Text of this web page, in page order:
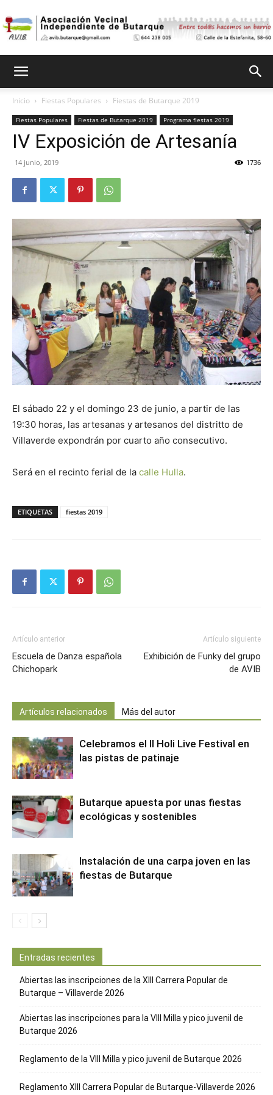
Vecinal
de
Butarque
Inicio Fiestas Populares Fiestas de Butarque 2019
Fiestas Populares Fiestas de Butarque 2019 Programa fiestas 2019
IV Exposición de Artesanía
14 junio, 2019 1736
El sábado 22 y el domingo 23 de junio, a partir de las
19:30 horas, las artesanas y artesanos del distritto de
Villaverde expondrán por cuarto año consecutivo.
Será en el recinto ferial de la calle Hulla.
ETIQUETAS fiestas 2019
Artículo anterior
Escuela de Danza española
Chichopark
Artículo siguiente
Exhibición de Funky del grupo
de AVIB
Artículos relacionados Más del autor
Celebramos el II Holi Live Festival en
las pistas de patinaje
Butarque apuesta por unas fiestas
ecológicas y sostenibles
Instalación de una carpa joven en las
fiestas de Butarque
Entradas recientes
Abiertas las inscripciones de la XIII Carrera Popular de
Butarque – Villaverde 2026
Abiertas las inscripciones para la VIII Milla y pico juvenil de
Butarque 2026
Reglamento de la VIII Milla y pico juvenil de Butarque 2026
Reglamento XIII Carrera Popular de Butarque-Villaverde 2026